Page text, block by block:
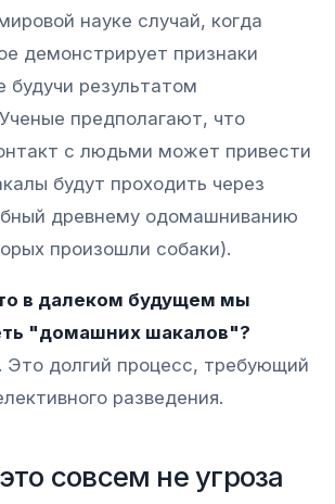
науке случай, когда
демонстрирует признаки
будучи результатом
предполагают, что
с людьми может привести
будут проходить через
древнему одомашниванию
произошли собаки).
в далеком будущем мы
"домашних шакалов"?
Это долгий процесс, требующий
разведения.
совсем не угроза